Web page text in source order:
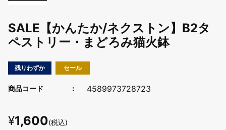
SALE【かんたか/ネクストン】B2タ
ペストリー・まどろみ猫火鉢
残りわずか セール
商品コード 4589973728723
¥1,600(税込)